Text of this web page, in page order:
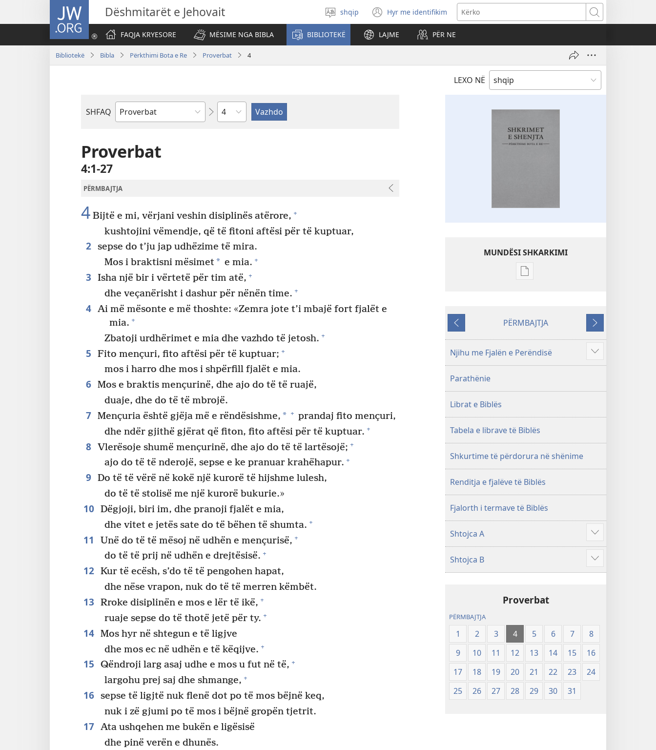
JW.ORG Dëshmitarët e Jehovait
Zgjidh
gjuhën
shqip Hyr me identifikim
(hap
dritare
re)
Kërko
FAQJA KRYESORE
MËSIME NGA BIBLA BIBLIOTEKË LAJME PËR NE
Bibliotekë Bibla Përkthimi Bota e Re Proverbat 4
LEXO NË
SHFAQ
Librit
Biblës
Kapitullit
Proverbat
4:1-27
PËRMBAJTJA
4 Bijtë e mi, vërjani veshin disiplinës atërore, +
kushtojini vëmendje, që të fitoni aftësi për të kuptuar,
2 sepse do t’ju jap udhëzime të mira.
Mos i braktisni mësimet* e mia. +
3 Isha një bir i vërtetë për tim atë, +
dhe veçanërisht i dashur për nënën time. +
4 Ai më mësonte e më thoshte: «Zemra jote t’i mbajë fort fjalët e
mia. +
Zbatoji urdhërimet e mia dhe vazhdo të jetosh. +
5 Fito mençuri, fito aftësi për të kuptuar; +
mos i harro dhe mos i shpërfill fjalët e mia.
6 Mos e braktis mençurinë, dhe ajo do të të ruajë,
duaje, dhe do të të mbrojë.
7 Mençuria është gjëja më e rëndësishme, * + prandaj fito mençuri,
dhe ndër gjithë gjërat që fiton, fito aftësi për të kuptuar. +
8 Vlerësoje shumë mençurinë, dhe ajo do të të lartësojë; +
ajo do të të nderojë, sepse e ke pranuar krahëhapur. +
9 Do të të vërë në kokë një kurorë të hijshme lulesh,
do të të stolisë me një kurorë bukurie.»
10 Dëgjoji, biri im, dhe pranoji fjalët e mia,
dhe vitet e jetës sate do të bëhen të shumta. +
11 Unë do të të mësoj në udhën e mençurisë, +
do të të prij në udhën e drejtësisë. +
12 Kur të ecësh, s’do të të pengohen hapat,
dhe nëse vrapon, nuk do të të merren këmbët.
13 Rroke disiplinën e mos e lër të ikë, +
ruaje sepse do të thotë jetë për ty. +
14 Mos hyr në shtegun e të ligjve
dhe mos ec në udhën e të këqijve. +
15 Qëndroji larg asaj udhe e mos u fut në të, +
largohu prej saj dhe shmange, +
16 sepse të ligjtë nuk flenë dot po të mos bëjnë keq,
nuk i zë gjumi po të mos i bëjnë gropën tjetrit.
17 Ata ushqehen me bukën e ligësisë
dhe pinë verën e dhunës.
MUNDËSI SHKARKIMI
Mundësitë
botimet
Shenjta
Bota
Re
(Botimi
i
rishikuar
Kthehu
PËRMBAJTJA
Tjetri
Njihu me Fjalën e Perëndisë
Shfaq
më
Parathënie
Librat e Biblës
Tabela e librave të Biblës
Shkurtime të përdorura në shënime
Renditja e fjalëve të Biblës
Fjalorth i termave të Biblës
Shtojca A
Shfaq
më
shumë
Shtojca B
Shfaq
më
Proverbat
PËRMBAJTJA
1 2 3 4 5 6 7
8
9
10 11 12 13 14 15
16
17
18 19 20 21 22 23
24
25
26 27 28 29 30 31